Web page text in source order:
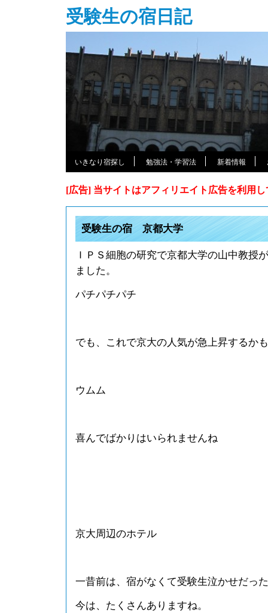
受験生の宿日記
いきなり宿探し 勉強法・学習法 新着情報
[広告] 当サイトはアフィリエイト広告を利用
受験生の宿 京都大学
ＩＰＳ細胞の研究で京都大学の山中教授
ました。
パチパチパチ
でも、これで京大の人気が急上昇するか
ウムム
喜んでばかりはいられませんね
京大周辺のホテル
一昔前は、宿がなくて受験生泣かせだっ
今は、たくさんありますね。